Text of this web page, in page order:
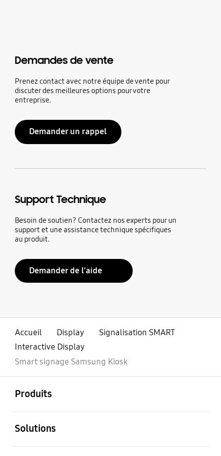
Demandes de vente
Prenez contact avec notre équipe de vente pour
discuter des meilleures options pour votre
entreprise.
Demander un rappel
Support Technique
Besoin de soutien? Contactez nos experts pour un
support et une assistance technique spécifiques
au produit.
Demander de l'aide
Accueil Display
Signalisation SMART
Interactive Display
Smart signage Samsung Kiosk
Produits
Solutions